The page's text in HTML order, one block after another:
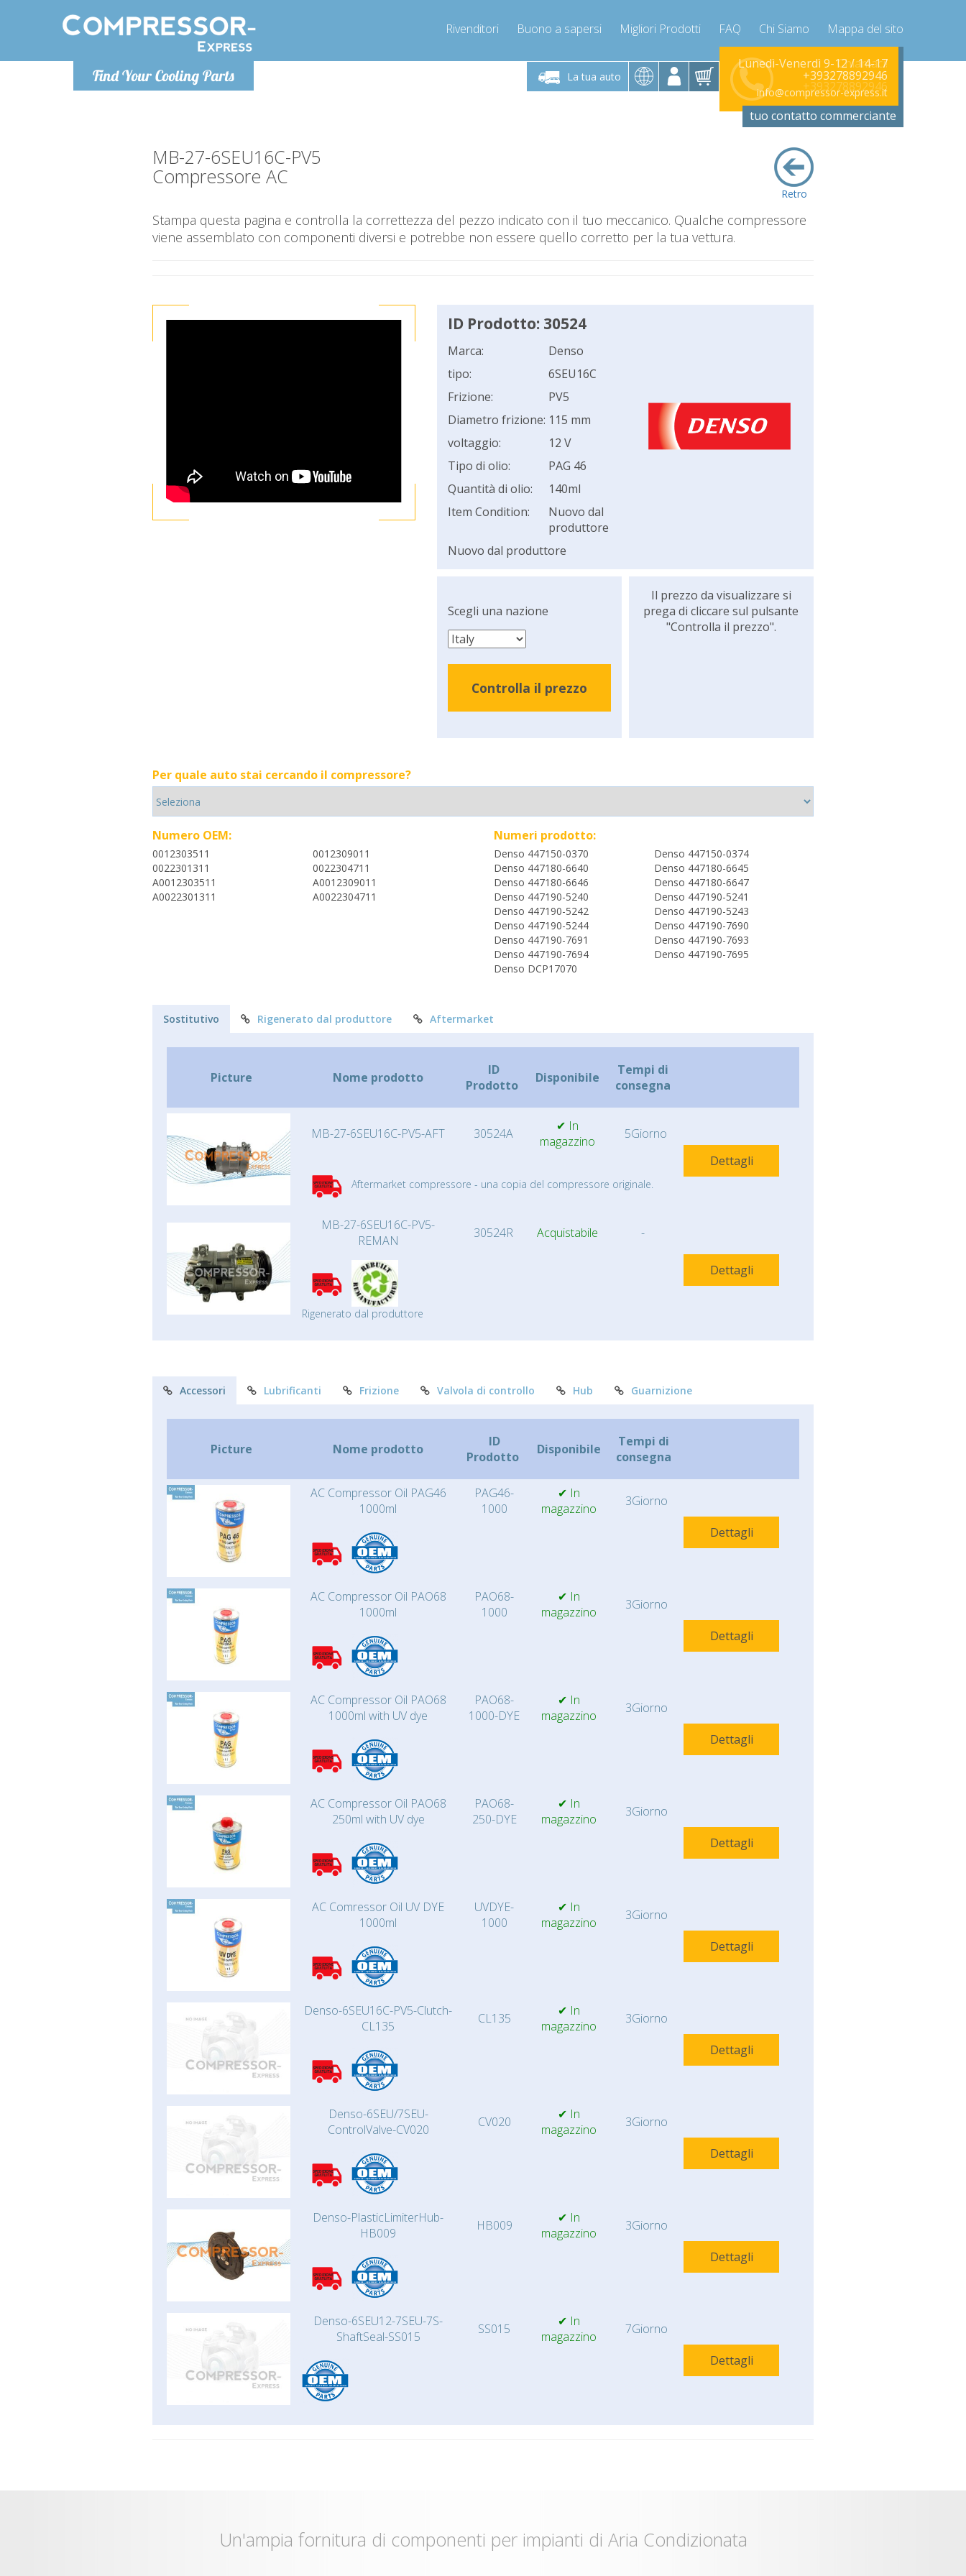
Find Your Cooling Parts
Rivenditori Buono a sapersi Migliori Prodotti FAQ Chi Siamo Mappa del sito
La tua auto
Lunedì-Venerdì 9-12 / 14-17
+393278892946
info@compressor-express.it
Chiamaci! Lunedì-Venerdì 9-12 / 14-17
+393278892946
info@compressor-express.it
Chiamaci!
+393278892946
Lunedì-Venerdì 9-12 / 14-17
+393278892946
info@compressor-express.it
tuo contatto commerciante
Retro
MB-27-6SEU16C-PV5
Compressore AC
Stampa questa pagina e controlla la correttezza del pezzo indicato con il tuo meccanico. Qualche compressore
viene assemblato con componenti diversi e potrebbe non essere quello corretto per la tua vettura.
ID Prodotto: 30524
Marca:
Denso
tipo:
6SEU16C
Frizione:
PV5
Diametro frizione: 115 mm
voltaggio:
12 V
Tipo di olio:
PAG 46
Quantità di olio:
140ml
Item Condition:
Nuovo dal
produttore
Nuovo dal produttore
Scegli una nazione
Controlla il prezzo
Il prezzo da visualizzare si
prega di cliccare sul pulsante
"Controlla il prezzo".
Per quale auto stai cercando il compressore?
Numero OEM:
0012303511
0012309011
0022301311
0022304711
A0012303511
A0012309011
A0022301311
A0022304711
Numeri prodotto:
Denso 447150-0370
Denso 447150-0374
Denso 447180-6640
Denso 447180-6645
Denso 447180-6646
Denso 447180-6647
Denso 447190-5240
Denso 447190-5241
Denso 447190-5242
Denso 447190-5243
Denso 447190-5244
Denso 447190-7690
Denso 447190-7691
Denso 447190-7693
Denso 447190-7694
Denso 447190-7695
Denso DCP17070
Sostitutivo Rigenerato dal produttore Aftermarket
Picture Nome prodotto
ID
Prodotto
Disponibile
Tempi di
consegna
MB-27-6SEU16C-PV5-AFT 30524A
✔ In
magazzino
5Giorno
Dettagli
Aftermarket compressore - una copia del compressore originale.
MB-27-6SEU16C-PV5-
REMAN
30524R Acquistabile -
Dettagli
Rigenerato dal produttore
Accessori Lubrificanti Frizione Valvola di controllo Hub Guarnizione
Picture Nome prodotto
ID
Prodotto
Disponibile
Tempi di
consegna
AC Compressor Oil PAG46
1000ml
PAG46-
1000
✔ In
magazzino
3Giorno
Dettagli
AC Compressor Oil PAO68
1000ml
PAO68-
1000
✔ In
magazzino
3Giorno
Dettagli
AC Compressor Oil PAO68
1000ml with UV dye
PAO68-
1000-DYE
✔ In
magazzino
3Giorno
Dettagli
AC Compressor Oil PAO68
250ml with UV dye
PAO68-
250-DYE
✔ In
magazzino
3Giorno
Dettagli
AC Comressor Oil UV DYE
1000ml
UVDYE-
1000
✔ In
magazzino
3Giorno
Dettagli
Denso-6SEU16C-PV5-Clutch-
CL135
CL135
✔ In
magazzino
3Giorno
Dettagli
Denso-6SEU/7SEU-
ControlValve-CV020
CV020
✔ In
magazzino
3Giorno
Dettagli
Denso-PlasticLimiterHub-
HB009
HB009
✔ In
magazzino
3Giorno
Dettagli
Denso-6SEU12-7SEU-7S-
ShaftSeal-SS015
SS015
✔ In
magazzino
7Giorno
Dettagli
Un'ampia fornitura di componenti per impianti di Aria Condizionata